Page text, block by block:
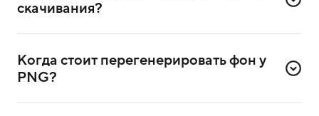
скачивания?
поверх модулей кода.
Когда стоит перегенерировать фон у
PNG?